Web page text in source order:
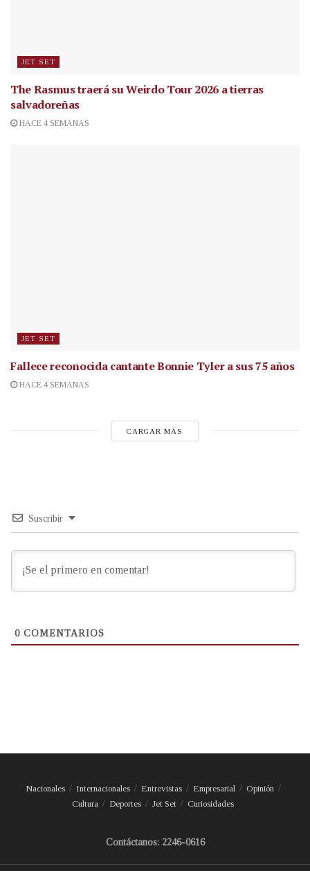
JET SET
The Rasmus traerá su Weirdo Tour 2026 a tierras
salvadoreñas
HACE 4 SEMANAS
JET SET
Fallece reconocida cantanteBonnie Tyler a sus 75 años
HACE 4 SEMANAS
CARGAR MÁS
Suscribir
0 COMENTARIOS
Nacionales Internacionales Entrevistas Empresarial
Opinión
Cultura
Deportes Jet Set Curiosidades
Contáctanos: 2246-0616